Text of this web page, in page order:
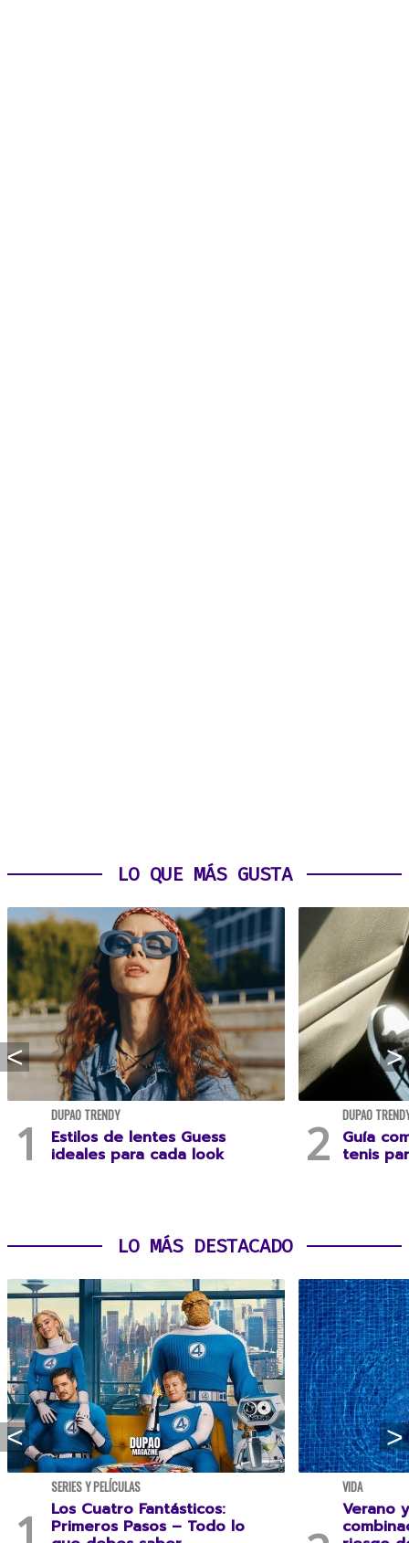
LO QUE MÁS GUSTA
DUPAO TRENDY
Estilos de lentes Guess
ideales para cada look
DUPAO
Guía
tenis
LO MÁS DESTACADO
SERIES Y PELÍCULAS
Los Cuatro Fantásticos:
Primeros Pasos – Todo lo
VIDA
Verano